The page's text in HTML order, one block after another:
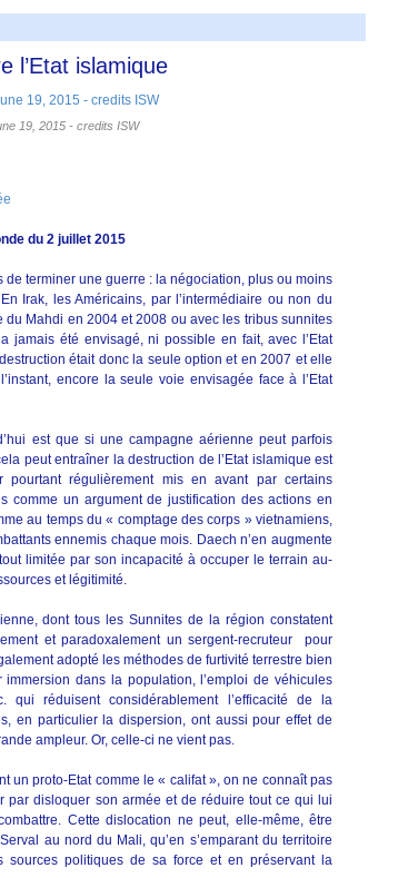
l’Etat islamique
19, 2015 - credits ISW
du 2 juillet 2015
de terminer une guerre : la négociation, plus ou moins
Irak, les Américains, par l’intermédiaire ou non du
Mahdi en 2004 et 2008 ou avec les tribus sunnites
jamais été envisagé, ni possible en fait, avec l’Etat
était donc la seule option et en 2007 et elle
encore la seule voie envisagée face à l’Etat
est que si une campagne aérienne peut parfois
peut entraîner la destruction de l’Etat islamique est
régulièrement mis en avant par certains
comme un argument de justification des actions en
au temps du « comptage des corps » vietnamiens,
ennemis chaque mois. Daech n’en augmente
limitée par son incapacité à occuper le terrain au-
et légitimité.
dont tous les Sunnites de la région constatent
et paradoxalement un sergent-recruteur pour
adopté les méthodes de furtivité terrestre bien
dans la population, l’emploi de véhicules
qui réduisent considérablement l’efficacité de la
en particulier la dispersion, ont aussi pour effet de
ampleur. Or, celle-ci ne vient pas.
un proto-Etat comme le « califat », on ne connaît pas
par disloquer son armée et de réduire tout ce qui lui
Cette dislocation ne peut, elle-même, être
au nord du Mali, qu’en s’emparant du territoire
sources politiques de sa force et en préservant la